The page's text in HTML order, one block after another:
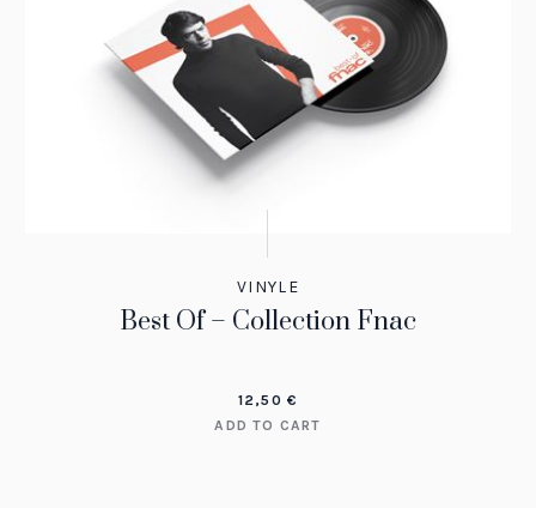
VINYLE
Best Of – Collection Fnac
12,50 €
ADD TO CART